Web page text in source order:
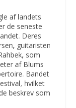
af landets
de seneste
Deres
guitaristen
som
af Blums
Bandet
hvilket
beskrev som